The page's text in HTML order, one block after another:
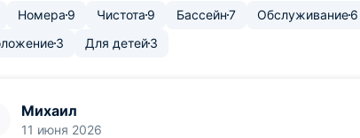
Номера 9 Чистота 9 Бассейн7 Обслуживание6
3 Для детей3
Михаил
11 июня 2026